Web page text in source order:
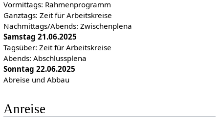
Vormittags: Rahmenprogramm
Ganztags: Zeit für Arbeitskreise
Nachmittags/Abends: Zwischenplena
Samstag 21.06.2025
Tagsüber: Zeit für Arbeitskreise
Abends: Abschlussplena
Sonntag 22.06.2025
Abreise und Abbau
Anreise